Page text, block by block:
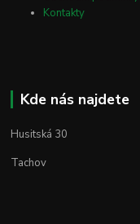
Kontakty
Kde nás najdete
Husitská 30
Tachov